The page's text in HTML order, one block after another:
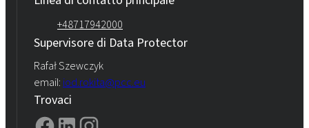
+48717942000
Supervisore di Data Protector
Rafał Szewczyk
email: iod.rokita@pcc.eu
Trovaci